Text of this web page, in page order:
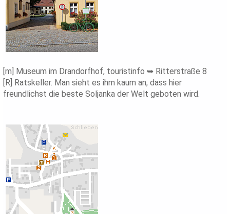
[m] Museum im Drandorfhof, touristinfo ➥ Ritterstraße 8
[R] Ratskeller. Man sieht es ihm kaum an, dass hier
freundlichst die beste Soljanka der Welt geboten wird.